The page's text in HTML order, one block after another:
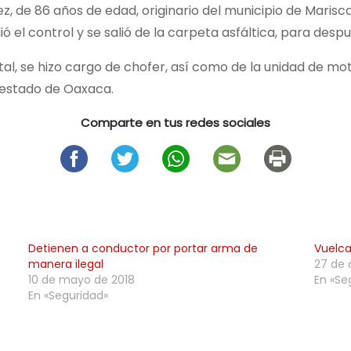
de 86 años de edad, originario del municipio de
el control y se salió de la carpeta asfáltica, para
se hizo cargo de chofer, así como de la unidad de
de Oaxaca.
Comparte en tus redes sociales
Detienen a conductor por portar arma de
manera ilegal
10 de mayo de 2018
En «Seguridad»
27 de
En